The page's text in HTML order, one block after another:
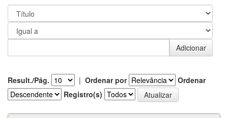
Result./Pág. | Ordenar por
Ordenar
Registro(s)